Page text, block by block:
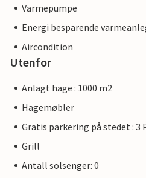
Varmepumpe
Energi besparende
Aircondition
Utenfor
Anlagt hage : 1000 m2
Hagemøbler
Gratis parkering på stedet : 3
Grill
Antall solsenger: 0